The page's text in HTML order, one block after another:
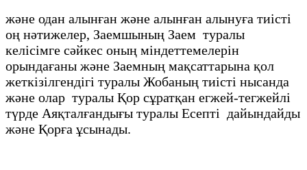
және одан алынған және алынған алынуға тиiстi
оң нәтижелер, Заемшының Заем туралы
келiсiмге сәйкес оның мiндеттемелерiн
орындағаны және Заемның мақсаттарына қол
жеткiзiлгендiгi туралы Жобаның тиiстi нысанда
және олар туралы Қор сұратқан егжей-тегжейлi
түрде Аяқталғандығы туралы Есептi дайындайды
және Қорға ұсынады.